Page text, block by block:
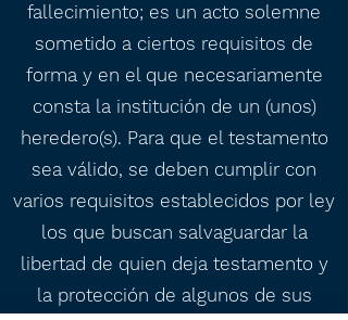
fallecimiento; es un acto solemne
sometido a ciertos requisitos de
forma y en el que necesariamente
consta la institución de un (unos)
heredero(s). Para que el testamento
sea válido, se deben cumplir con
varios requisitos establecidos por ley
los que buscan salvaguardar la
libertad de quien deja testamento y
la protección de algunos de sus